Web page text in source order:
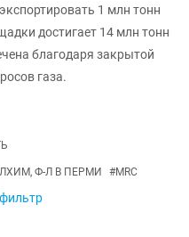
1 млн тонн
достигает 14 млн тонн
благодаря закрытой
газа.
Ф-Л В ПЕРМИ #MRC